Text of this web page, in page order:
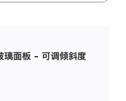
面板 - 可调倾斜度